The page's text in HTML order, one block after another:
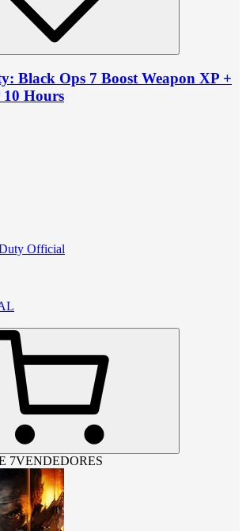
Black Ops 7 Boost Weapon XP +
10 Hours
Official
7VENDEDORES